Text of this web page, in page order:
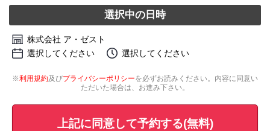
選択中の日時
株式会社 ア・ゼスト
選択してください
選択してください
※利用規約及びプライバシーポリシーを必ずお読みください。内容に同意い
ただいた場合は、お進み下さい。
上記に同意して予約する(無料)